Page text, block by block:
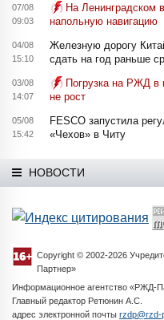
07/08
09:03
На Ленинградском
напольную навигацию
04/08
15:10
Железную дорогу
сдать на год раньше
03/08
14:07
Погрузка на РЖД в
не рост
05/08
15:42
FESCO запустила
«Чехов» в Читу
НОВОСТИ
Copyright © 2002-2026
Партнер»
Информационное агентство «РЖД-
Главный редактор Ретюнин А.С.
адрес электронной почты rzdp@rzd-